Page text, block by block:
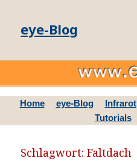
eye-Blog
Home eye-Blog Infrarot
Tutorials
Schlagwort: Faltdach